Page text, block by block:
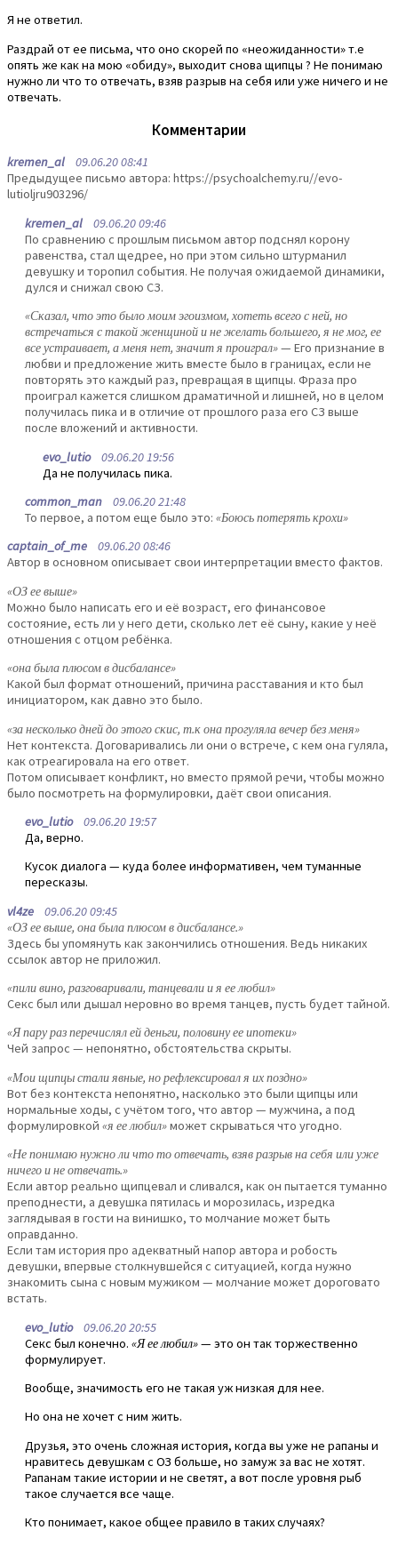
Я не ответил.
Раздрай от ее письма, что оно скорей по «неожиданности» т.е
опять же как на мою «обиду», выходит снова щипцы ? Не понимаю
нужно ли что то отвечать, взяв разрыв на себя или уже ничего и не
отвечать.
Комментарии
kremen_al 09.06.20 08:41
Предыдущее письмо автора: https://psychoalchemy.ru//evo-
lutioljru903296/
kremen_al 09.06.20 09:46
По сравнению с прошлым письмом автор подснял корону
равенства, стал щедрее, но при этом сильно штурманил
девушку и торопил события. Не получая ожидаемой динамики,
дулся и снижал свою СЗ.
«Сказал, что это было моим эгоизмом, хотеть всего с ней, но
встречаться с такой женщиной и не желать большего, я не мог, ее
все устраивает, а меня нет, значит я проиграл»— Его признание в
любви и предложение жить вместе было в границах, если не
повторять это каждый раз, превращая в щипцы. Фраза про
проиграл кажется слишком драматичной и лишней, но в целом
получилась пика и в отличие от прошлого раза его СЗ выше
после вложений и активности.
evo_lutio09.06.20 19:56
Да не получилась пика.
common_man 09.06.20 21:48
То первое, а потом еще было это: «Боюсь потерять крохи»
captain_of_me 09.06.20 08:46
Автор в основном описывает свои интерпретации вместо фактов.
«ОЗ ее выше»
Можно было написать его и её возраст, его финансовое
состояние, есть ли у него дети, сколько лет её сыну, какие у неё
отношения с отцом ребёнка.
«она была плюсом в дисбалансе»
Какой был формат отношений, причина расставания и кто был
инициатором, как давно это было.
«за несколько дней до этого скис, т.к она прогуляла вечер без меня»
Нет контекста. Договаривались ли они о встрече, с кем она гуляла,
как отреагировала на его ответ.
Потом описывает конфликт, но вместо прямой речи, чтобы можно
было посмотреть на формулировки, даёт свои описания.
evo_lutio09.06.20 19:57
Да, верно.
Кусок диалога — куда более информативен, чем туманные
пересказы.
vl4ze 09.06.20 09:45
«ОЗ ее выше, она была плюсом в дисбалансе.»
Здесь бы упомянуть как закончились отношения. Ведь никаких
ссылок автор не приложил.
«пили вино, разговаривали, танцевали и я ее любил»
Секс был или дышал неровно во время танцев, пусть будет тайной.
«Я пару раз перечислял ей деньги, половину ее ипотеки»
Чей запрос — непонятно, обстоятельства скрыты.
«Мои щипцы стали явные, но рефлексировал я их поздно»
Вот без контекста непонятно, насколько это были щипцы или
нормальные ходы, с учётом того, что автор — мужчина, а под
формулировкой «я ее любил»может скрываться что угодно.
«Не понимаю нужно ли что то отвечать, взяв разрыв на себя или уже
ничего и не отвечать.»
Если автор реально щипцевал и сливался, как он пытается туманно
преподнести, а девушка пятилась и морозилась, изредка
заглядывая в гости на винишко, то молчание может быть
оправданно.
Если там история про адекватный напор автора и робость
девушки, впервые столкнувшейся с ситуацией, когда нужно
знакомить сына с новым мужиком — молчание может дороговато
встать.
evo_lutio09.06.20 20:55
Секс был конечно. «Я ее любил»— это он так торжественно
формулирует.
Вообще, значимость его не такая уж низкая для нее.
Но она не хочет с ним жить.
Друзья, это очень сложная история, когда вы уже не рапаны и
нравитесь девушкам с ОЗ больше, но замуж за вас не хотят.
Рапанам такие истории и не светят, а вот после уровня рыб
такое случается все чаще.
Кто понимает, какое общее правило в таких случаях?